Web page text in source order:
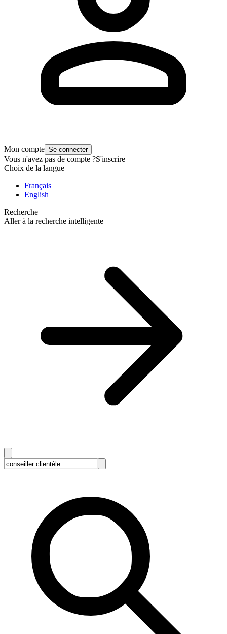
Mon compte Se connecter
Vous n'avez pas de compte ?S'inscrire
Choix de la langue
Français
English
Recherche
Aller à la recherche intelligente